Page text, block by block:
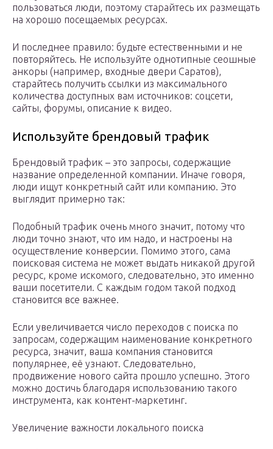
пользоваться люди, поэтому старайтесь их размещать
на хорошо посещаемых ресурсах.
И последнее правило: будьте естественными и не
повторяйтесь. Не используйте однотипные сеошные
анкоры (например, входные двери Саратов),
старайтесь получить ссылки из максимального
количества доступных вам источников: соцсети,
сайты, форумы, описание к видео.
Используйте брендовый трафик
Брендовый трафик – это запросы, содержащие
название определенной компании. Иначе говоря,
люди ищут конкретный сайт или компанию. Это
выглядит примерно так:
Подобный трафик очень много значит, потому что
люди точно знают, что им надо, и настроены на
осуществление конверсии. Помимо этого, сама
поисковая система не может выдать никакой другой
ресурс, кроме искомого, следовательно, это именно
ваши посетители. С каждым годом такой подход
становится все важнее.
Если увеличивается число переходов с поиска по
запросам, содержащим наименование конкретного
ресурса, значит, ваша компания становится
популярнее, её узнают. Следовательно,
продвижение нового сайта прошло успешно. Этого
можно достичь благодаря использованию такого
инструмента, как контент-маркетинг.
Увеличение важности локального поиска